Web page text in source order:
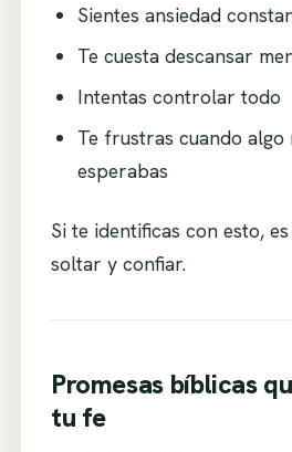
Sientes ansiedad
Te cuesta descansar
Intentas controlar todo
Te frustras cuando algo
esperabas
Si te identificas con esto,
soltar y confiar.
Promesas bíblicas
tu fe